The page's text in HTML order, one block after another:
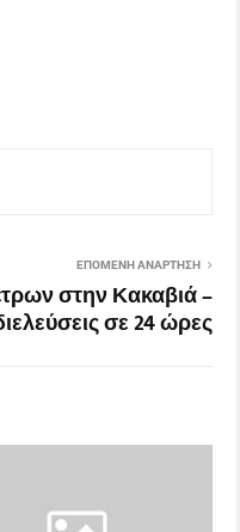
ΕΠΌΜΕΝΗ ΑΝΆΡΤΗΣΗ
στην Κακαβιά –
σε 24 ώρες